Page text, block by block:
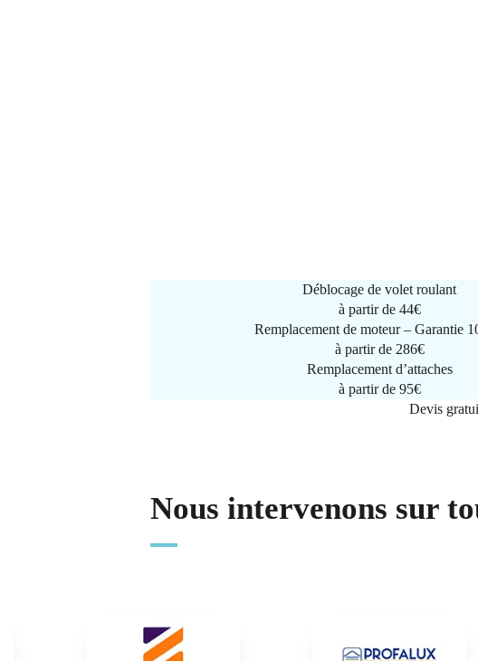
Déblocage de volet roulant
à partir de 44€
Remplacement de moteur – Garantie
à partir de 286€
Remplacement d’attaches
à partir de 95€
Devis
Nous intervenons sur